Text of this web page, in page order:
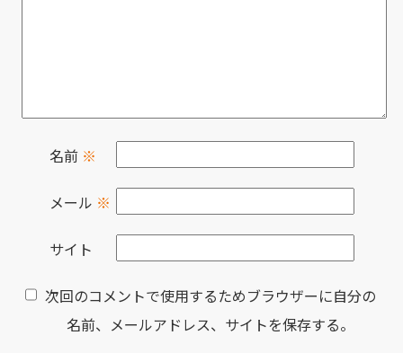
名前 ※
メール ※
サイト
次回のコメントで使用するためブラウザーに自分の
名前、メールアドレス、サイトを保存する。